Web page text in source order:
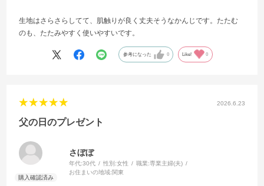
生地はさらさらしてて、肌触りが良く丈夫そうなかんじです。たたむ
のも、たたみやすく使いやすいです。
参考になった 0 Like! 0
2026.6.23
父の日のプレゼント
さぼぼ
年代:30代 性別:女性 職業:専業主婦(夫)
お住まいの地域:関東